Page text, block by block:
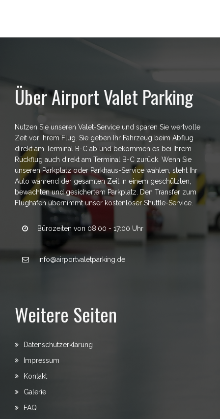
Über Airport Valet Parking
Nutzen Sie unseren Valet-Service und sparen Sie wertvolle
Zeit vor Ihrem Flug. Sie geben Ihr Fahrzeug beim Abflug
direkt am Terminal B-C ab und bekommen es bei Ihrem
Rückflug auch direkt am Terminal B-C zurück. Wenn Sie
unseren Parkplatz oder Parkhaus-Service wählen, steht Ihr
Auto während der gesamten Zeit in einem geschützten,
bewachten und gesichertem Parkplatz. Den Transfer zum
Flughafen übernimmt unser kostenloser Shuttle-Service.
Bürozeiten von 08:00 - 17:00 Uhr
info@airportvaletparking.de
Weitere Seiten
Datenschutzerklärung
Impressum
Kontakt
Galerie
FAQ